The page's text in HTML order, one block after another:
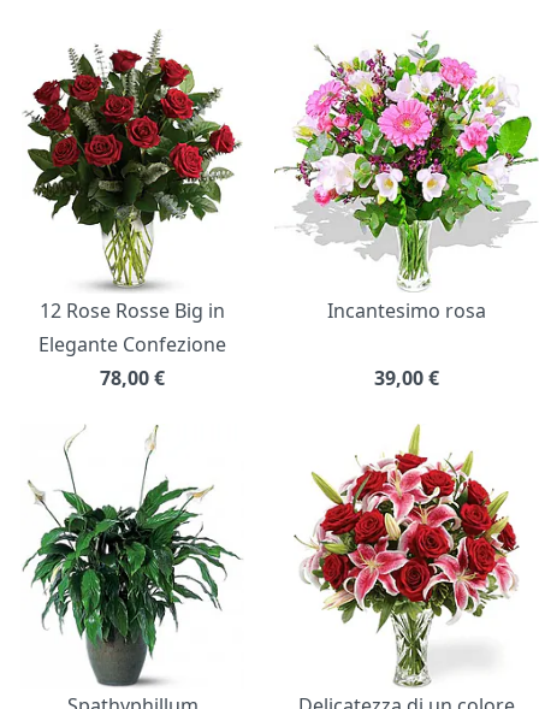
12 Rose Rosse Big in
Elegante Confezione
78,00€
Incantesimo rosa
39,00€